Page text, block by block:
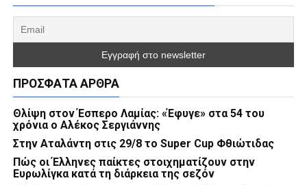
ΠΡΌΣΦΑΤΑ ΆΡΘΡΑ
Θλίψη στον Έσπερο Λαμίας: «Έφυγε» στα 54 του
χρόνια ο Αλέκος Σεργιάννης
Στην Αταλάντη στις 29/8 το Super Cup Φθιώτιδας
Πώς οι Έλληνες παίκτες στοιχηματίζουν στην
Ευρωλίγκα κατά τη διάρκεια της σεζόν